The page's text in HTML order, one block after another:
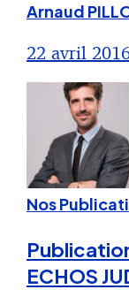
Arnaud
22 avril
Nos
ECHOS